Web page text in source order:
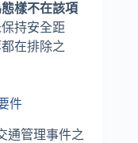
樣不在該項
持安全距
在排除之
件
通管理事件之